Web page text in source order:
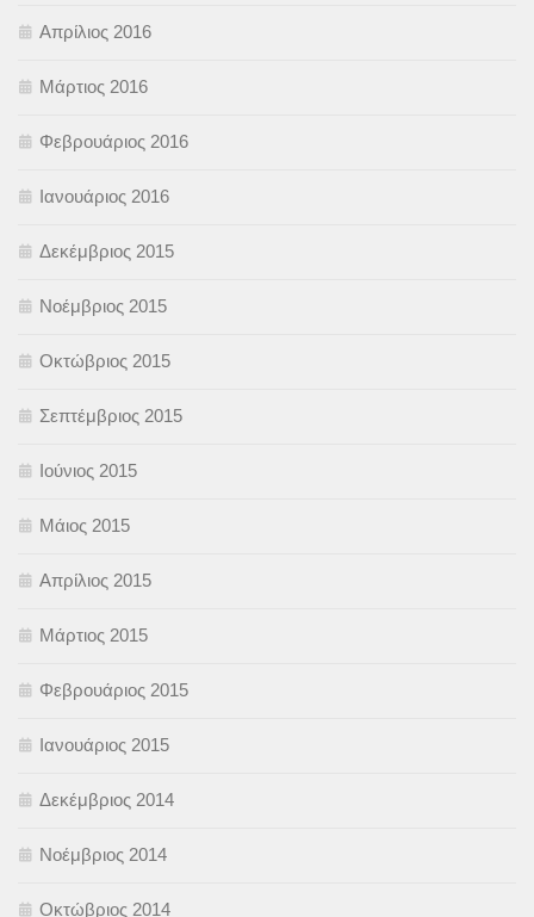
Απρίλιος 2016
Μάρτιος 2016
Φεβρουάριος 2016
Ιανουάριος 2016
Δεκέμβριος 2015
Νοέμβριος 2015
Οκτώβριος 2015
Σεπτέμβριος 2015
Ιούνιος 2015
Μάιος 2015
Απρίλιος 2015
Μάρτιος 2015
Φεβρουάριος 2015
Ιανουάριος 2015
Δεκέμβριος 2014
Νοέμβριος 2014
Οκτώβριος 2014